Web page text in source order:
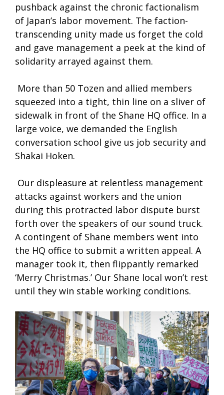
pushback against the chronic factionalism
of Japan’s labor movement. The faction-
transcending unity made us forget the cold
and gave management a peek at the kind of
solidarity arrayed against them.
More than 50 Tozen and allied members
squeezed into a tight, thin line on a sliver of
sidewalk in front of the Shane HQ office. In a
large voice, we demanded the English
conversation school give us job security and
Shakai Hoken.
Our displeasure at relentless management
attacks against workers and the union
during this protracted labor dispute burst
forth over the speakers of our sound truck.
A contingent of Shane members went into
the HQ office to submit a written appeal. A
manager took it, then flippantly remarked
‘Merry Christmas.’ Our Shane local won’t rest
until they win stable working conditions.